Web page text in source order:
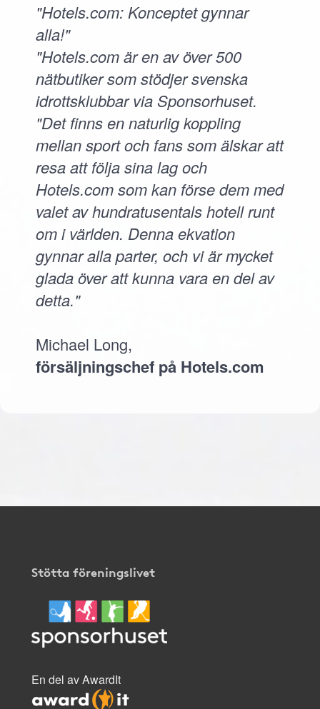
"Hotels.com: Konceptet gynnar
alla!"
"Hotels.com är en av över 500
nätbutiker som stödjer svenska
idrottsklubbar via Sponsorhuset.
"Det finns en naturlig koppling
mellan sport och fans som älskar att
resa att följa sina lag och
Hotels.com som kan förse dem med
valet av hundratusentals hotell runt
om i världen. Denna ekvation
gynnar alla parter, och vi är mycket
glada över att kunna vara en del av
detta."
Michael Long,
försäljningschef på Hotels.com
Stötta föreningslivet
En del av AwardIt